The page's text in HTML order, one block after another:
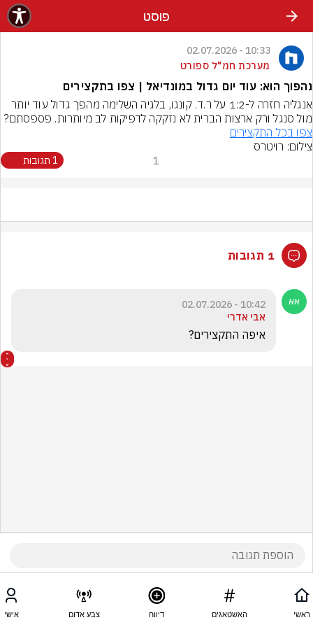
פוסט
10:33 - 02.07.2026
מערכת חמ"ל ספורט
נהפוך הוא: עוד יום גדול במונדיאל | צפו בתקצירים
אנגליה חזרה ל-1:2 על ר.ד. קונגו, בלגיה השלימה מהפך גדול עוד יותר
מול סנגל ורק ארצות הברית לא נזקקה לדפיקות לב מיותרות. פספסתם?
צפו בכל התקצירים
צילום: רויטרס
1 1 תגובות
1 תגובות
10:42 - 02.07.2026
אבי אדרי
איפה התקצירים?
ראשי האשטאגים דיווח צבע אדום אישי